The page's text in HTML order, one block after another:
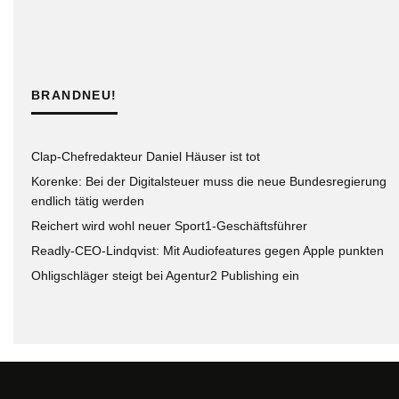
BRANDNEU!
Clap-Chefredakteur Daniel Häuser ist tot
Korenke: Bei der Digitalsteuer muss die neue Bundesregierung
endlich tätig werden
Reichert wird wohl neuer Sport1-Geschäftsführer
Readly-CEO-Lindqvist: Mit Audiofeatures gegen Apple punkten
Ohligschläger steigt bei Agentur2 Publishing ein